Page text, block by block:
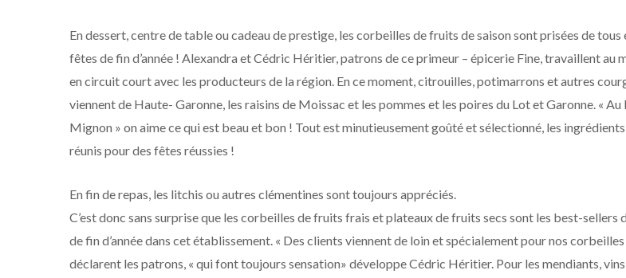
En dessert, centre de table ou cadeau de prestige, les corbeilles de fruits de saison sont prisées de tous
fêtes de fin d’année ! Alexandra et Cédric Héritier, patrons de ce primeur – épicerie Fine, travaillent au
en circuit court avec les producteurs de la région. En ce moment, citrouilles, potimarrons et autres
viennent de Haute- Garonne, les raisins de Moissac et les pommes et les poires du Lot et Garonne. « Au
Mignon » on aime ce qui est beau et bon ! Tout est minutieusement goûté et sélectionné, les
réunis pour des fêtes réussies !
En fin de repas, les litchis ou autres clémentines sont toujours appréciés.
C’est donc sans surprise que les corbeilles de fruits frais et plateaux de fruits secs sont les best-sellers
de fin d’année dans cet établissement. « Des clients viennent de loin et spécialement pour nos corbeilles
déclarent les patrons, « qui font toujours sensation» développe Cédric Héritier. Pour les mendiants,